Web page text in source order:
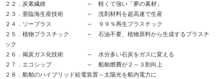
２２．炭素繊維 ～ 軽くて強い「夢の素材」
２３．亜臨海生産技術 ～ 洗剤材料を超高速で生産
２４．ソープラス ～ ９９％再生プラスチック
２５．植物プラスチック ～ 石油不要、植物原料から生成するプラスチ
ック
２６．褐炭ガス化技術 ～ 水分多い石炭をガスに変える
２７．エコシップ ～ 船舶燃費が２～３割向上
２８．船舶のハイブリッド給電装置～太陽光を船内電力に